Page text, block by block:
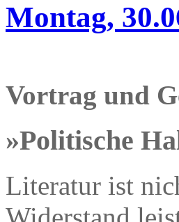
Montag,
Vortrag und
»Politische
Literatur ist